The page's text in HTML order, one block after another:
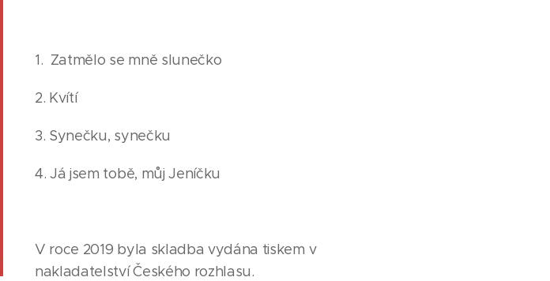
1. Zatmělo se mně slunečko
2. Kvítí
3. Synečku, synečku
4. Já jsem tobě, můj Jeníčku
V roce 2019 byla skladba vydána tiskem v
nakladatelství Českého rozhlasu.